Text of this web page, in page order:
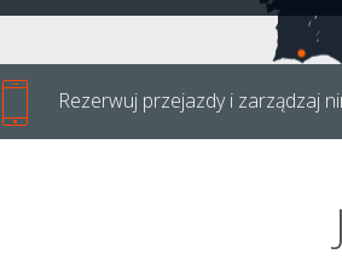
Rezerwuj przejazdy i zarządzaj